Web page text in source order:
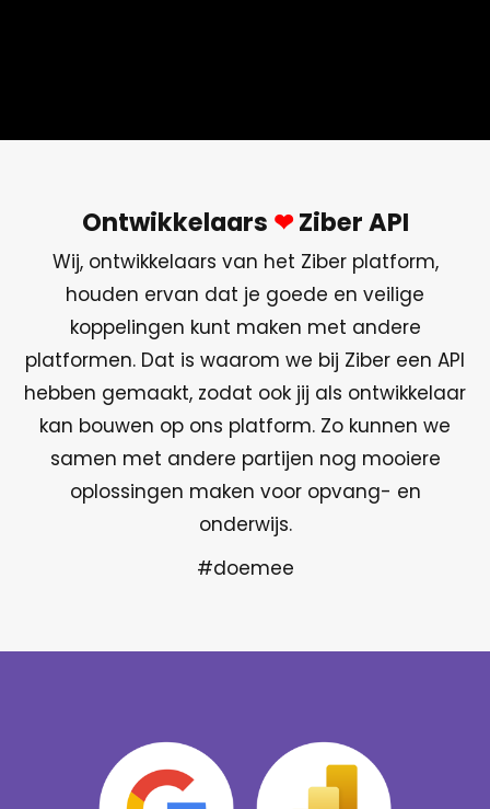
Ontwikkelaars ❤Ziber API
Wij, ontwikkelaars van het Ziber platform,
houden ervan dat je goede en veilige
koppelingen kunt maken met andere
platformen. Dat is waarom we bij Ziber een API
hebben gemaakt, zodat ook jij als ontwikkelaar
kan bouwen op ons platform. Zo kunnen we
samen met andere partijen nog mooiere
oplossingen maken voor opvang- en
onderwijs.
#doemee